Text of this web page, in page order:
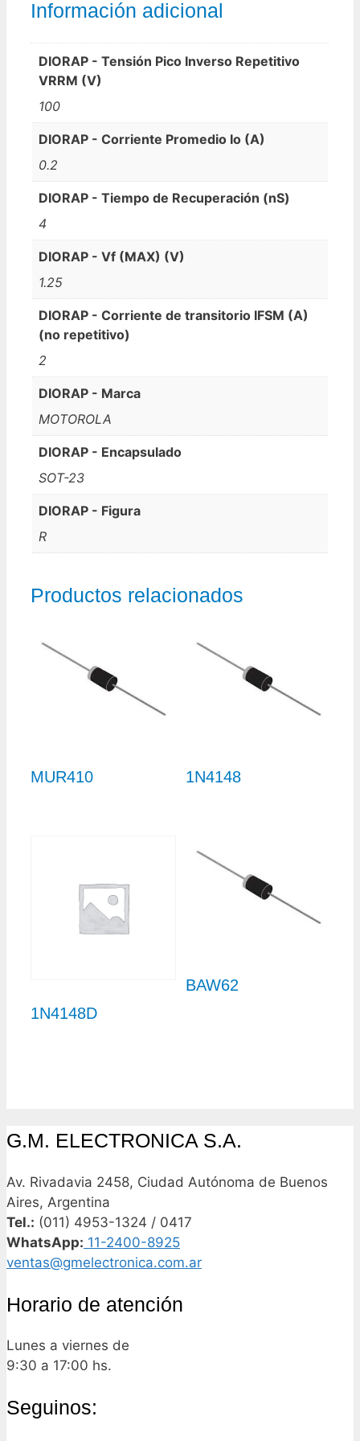
Información adicional
DIORAP - Tensión Pico Inverso Repetitivo
VRRM (V)
100
DIORAP - Corriente Promedio Io (A)
0.2
DIORAP - Tiempo de Recuperación (nS)
4
DIORAP - Vf (MAX) (V)
1.25
DIORAP - Corriente de transitorio IFSM (A)
(no repetitivo)
2
DIORAP - Marca
MOTOROLA
DIORAP - Encapsulado
SOT-23
DIORAP - Figura
R
Productos relacionados
MUR410 1N4148
1N4148D
BAW62
G.M. ELECTRONICA S.A.
Av. Rivadavia 2458, Ciudad Autónoma de Buenos
Aires, Argentina
Tel.: (011) 4953-1324 / 0417
WhatsApp: 11-2400-8925
ventas@gmelectronica.com.ar
Horario de atención
Lunes a viernes de
9:30 a 17:00 hs.
Seguinos: